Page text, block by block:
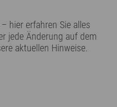
hier erfahren Sie alles
jede Änderung auf dem
aktuellen Hinweise.